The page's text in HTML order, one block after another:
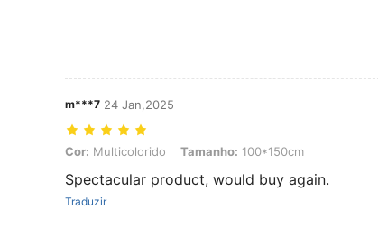
m***7 24 Jan,2025
Cor: Multicolorido, Tamanho: 100*150cm
Cor: Multicolorido Tamanho: 100*150cm
Spectacular product, would buy again.
Traduzir